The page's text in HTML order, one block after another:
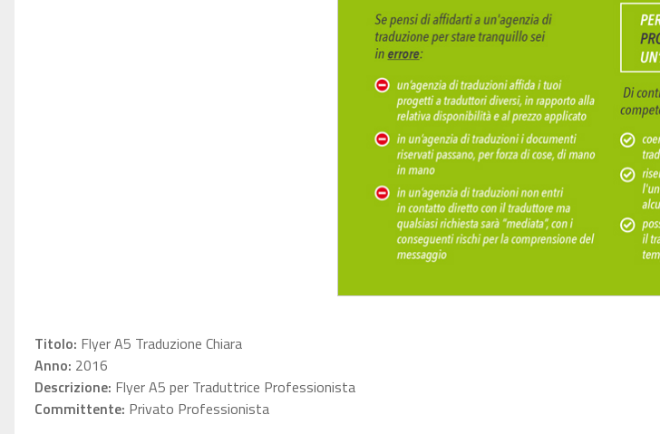
Titolo: Flyer A5 Traduzione Chiara
Anno: 2016
Descrizione: Flyer A5 per Traduttrice Professionista
Committente: Privato Professionista